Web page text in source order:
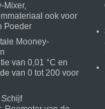
Mixer,
ook voor
Poeder
Mooney-
van 0,01 °C en
van 0 tot 200 voor